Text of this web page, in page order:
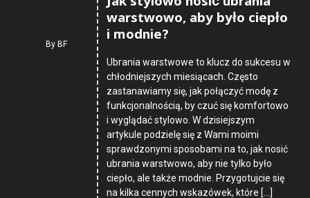
ByBF
warstwowo, aby było ciepło
i modnie?
Ubrania warstwowe to klucz do sukcesu w
chłodniejszych miesiącach. Często
zastanawiamy się, jak połączyć modę z
funkcjonalnością, by czuć się komfortowo
i wyglądać stylowo. W dzisiejszym
artykule podzielę się z Wami moimi
sprawdzonymi sposobami na to, jak nosić
ubrania warstwowo, aby nie tylko było
ciepło, ale także modnie. Przygotujcie się
na kilka cennych wskazówek, które […]